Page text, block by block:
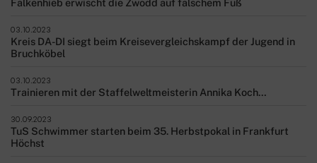
03.10.2023
Kreis DA-DI siegt beim Kreisevergleichskampf der Jugend in
Bruchköbel
03.10.2023
Trainieren mit der Staffelweltmeisterin Annika Koch…
30.09.2023
TuS Schwimmer starten beim 35. Herbstpokal in Frankfurt
Höchst